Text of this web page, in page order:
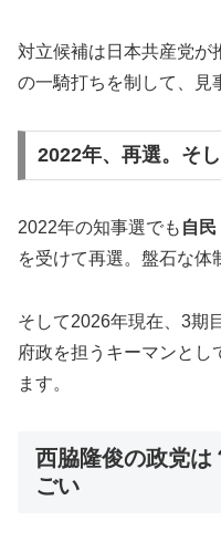
対立候補は日本共産党が
の一騎打ちを制して、見
2022年、再選。そ
2022年の知事選でも 自
を受けて再選。盤石な体
そして2026年現在、3期
府政を担うキーマンとし
ます。
西脇隆俊の政党は
ごい